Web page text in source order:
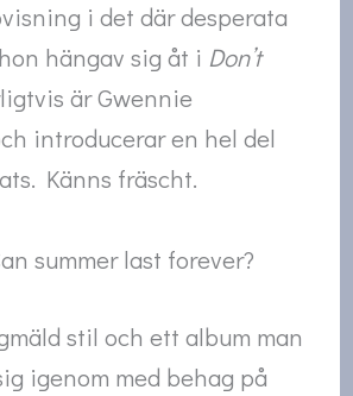
i det där desperata
hängav sig åt i Don’t
är Gwennie
introducerar en hel del
Känns fräscht.
summer last forever?
stil och ett album man
igenom med behag på